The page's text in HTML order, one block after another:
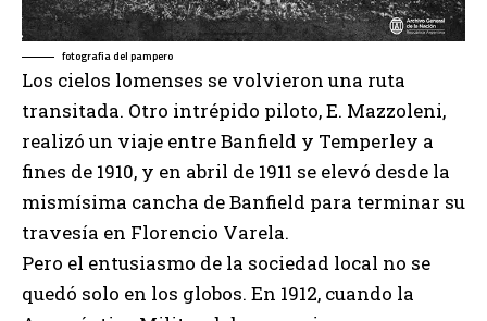
fotografia del pampero
Los cielos lomenses se volvieron una ruta
transitada. Otro intrépido piloto, E. Mazzoleni,
realizó un viaje entre Banfield y Temperley a
fines de 1910, y en abril de 1911 se elevó desde la
mismísima cancha de Banfield para terminar su
travesía en Florencio Varela.
Pero el entusiasmo de la sociedad local no se
quedó solo en los globos. En 1912, cuando la